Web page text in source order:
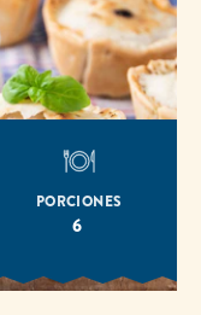
PORCIONES
6